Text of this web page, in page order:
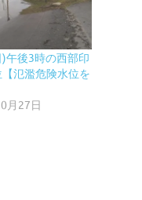
午後3時の西部印
氾濫危険水位を
月27日